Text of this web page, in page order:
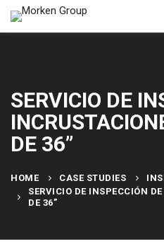
SERVICIO DE
DE 36”
HOME CASE STUDIES
SERVICIO DE INSPECCIÓN
DE 36”